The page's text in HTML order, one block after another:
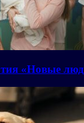
«Новые